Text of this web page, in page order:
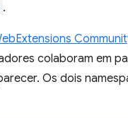
.
colaboram em
Os dois